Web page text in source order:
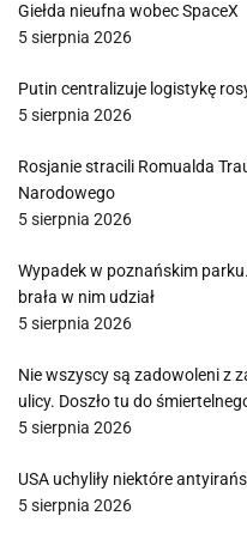
Giełda nieufna wobec SpaceX
5 sierpnia 2026
Putin centralizuje logistykę
5 sierpnia 2026
Rosjanie stracili Romualda
Narodowego
5 sierpnia 2026
Wypadek w poznańskim
brała w nim udział
5 sierpnia 2026
Nie wszyscy są zadowoleni z
ulicy. Doszło tu do
5 sierpnia 2026
USA uchyliły niektóre
5 sierpnia 2026